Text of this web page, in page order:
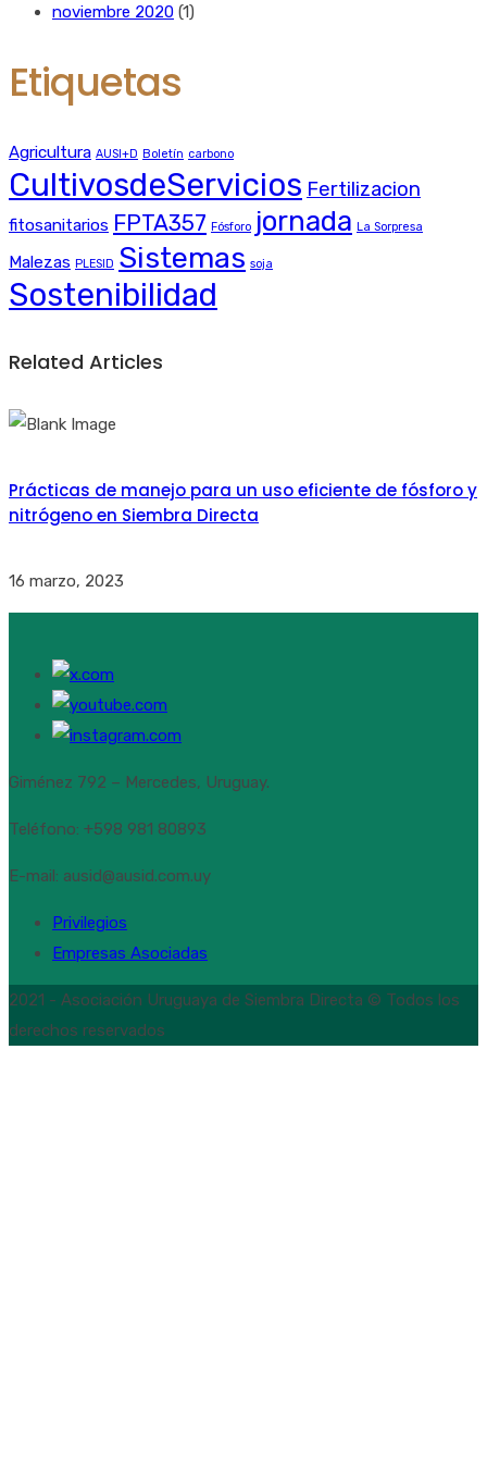
noviembre 2020 (1)
Etiquetas
Agricultura AUSI+D Boletín carbono
CultivosdeServicios Fertilizacion
fitosanitarios FPTA357 Fósforo jornada La Sorpresa
Malezas PLESID Sistemas soja
Sostenibilidad
Related Articles
Prácticas de manejo para un uso eficiente de fósforo y
nitrógeno en Siembra Directa
16 marzo, 2023
Giménez 792 – Mercedes, Uruguay.
Teléfono: +598 981 80893
E-mail: ausid@ausid.com.uy
Privilegios
Empresas Asociadas
2021 - Asociación Uruguaya de Siembra Directa © Todos los
derechos reservados